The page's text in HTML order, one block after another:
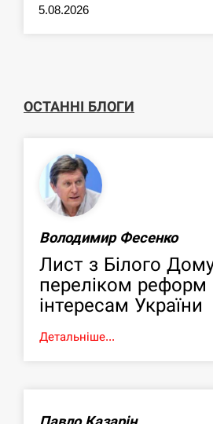
5.08.2026
ОСТАННІ БЛОГИ
Володимир Фесенко
Лист з Білого
переліком реформ
інтересам України
Детальніше...